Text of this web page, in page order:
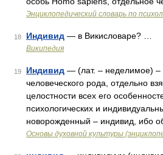
Энциклопедический словарь по
18 Индивид — в Викисловаре? …
Википедия
19 Индивид — (лат. – неделимое) –
человеческого рода, отдельно
целостности всех его
психологических и
новорожденный – индивид, ибо
Основы духовной культуры